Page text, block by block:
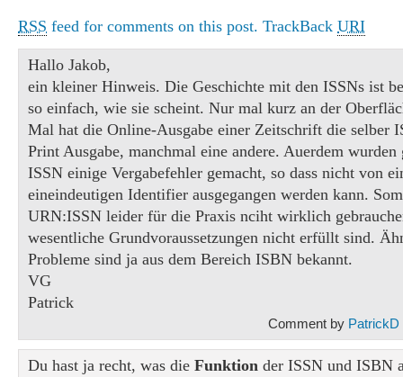
RSS feed for comments on this post. TrackBack URI
Hallo Jakob,
ein kleiner Hinweis. Die Geschichte mit den ISSNs ist
so einfach, wie sie scheint. Nur mal kurz an der
Mal hat die Online-Ausgabe einer Zeitschrift die selber
Print Ausgabe, manchmal eine andere. Auerdem wurden
ISSN einige Vergabefehler gemacht, so dass nicht von
eineindeutigen Identifier ausgegangen werden kann.
URN:ISSN leider für die Praxis nciht wirklich
wesentliche Grundvoraussetzungen nicht erfüllt sind.
Probleme sind ja aus dem Bereich ISBN bekannt.
VG
Patrick
Comment by PatrickD
Du hast ja recht, was die Funktion der ISSN und ISBN